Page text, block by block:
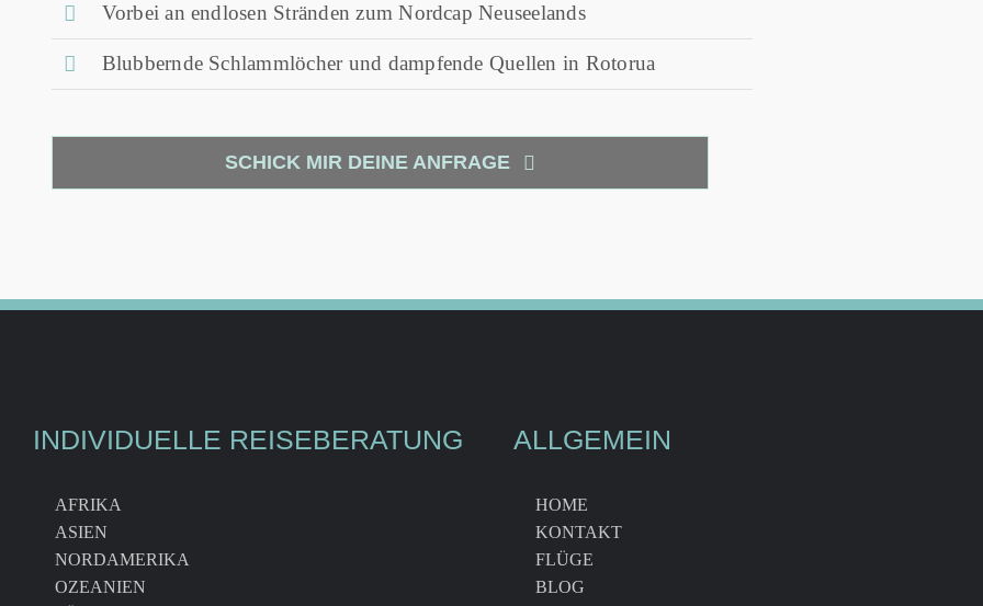
Vorbei an endlosen Stränden zum Nordcap Neuseelands
Blubbernde Schlammlöcher und dampfende Quellen in Rotorua
SCHICK MIR DEINE ANFRAGE
INDIVIDUELLE REISEBERATUNG
AFRIKA
ASIEN
NORDAMERIKA
OZEANIEN
ALLGEMEIN
HOME
KONTAKT
FLÜGE
BLOG